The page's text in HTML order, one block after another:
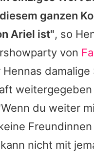
ganzen
Ariel ist", so
von
Hennas
weitergegeben
du weiter
nicht mit